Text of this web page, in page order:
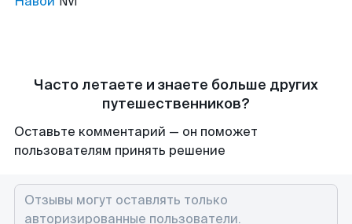
Часто летаете и знаете больше других
путешественников?
Оставьте комментарий — он поможет
пользователям принять решение